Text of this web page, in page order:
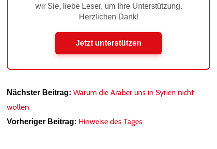
wir Sie, liebe Leser, um Ihre Unterstützung.
Herzlichen Dank!
Jetzt unterstützen
Nächster Beitrag: Warum die Araber uns in Syrien nicht
wollen
Vorheriger Beitrag: Hinweise des Tages